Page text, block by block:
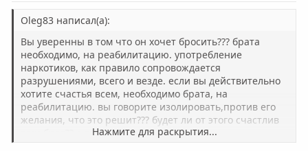
Вопрос: как можно оградиться от наркомана, можно ли
его изолировать, как раньше были ЛТП. Есть ли
аналоги и без желания больного-зависимого, в
принудительном порядке. Какое законодательство есть
на этот счет. У меня есть контакты брата - звонки
наркоманов и распространителей - это было передано
в Подольский отдел по обороту наркотиков. Не знаю,
был ли от этого толк.
Помогите советом. Что с этой ситуации будет лучше?
ы
й
г
о
л
о
с
ы
й
г
о
л
о
с
Oleg83 написал(а):
Вы уверенны в том что он хочет бросить??? брата
необходимо, на реабилитацию. употребление
наркотиков, как правило сопровождается
разрушениями, всего и везде. если вы действительно
хотите счастья всем, необходимо брата, на
реабилитацию. вы говорите изолировать,против его
желания, что это решит??? будет ли от этого счастлив
ваш брат?? а вы??Нажмите для раскрытия...